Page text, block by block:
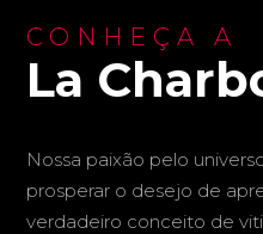
CONHEÇA A
La
Nossa paixão pelo
prosperar o desejo de
verdadeiro conceito de